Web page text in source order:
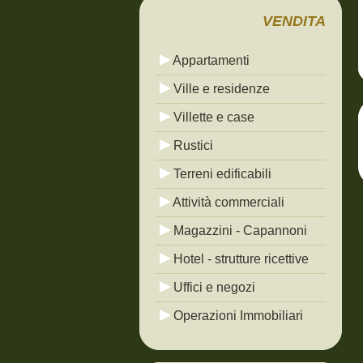
VENDITA
Appartamenti
Ville e residenze
Villette e case
Rustici
Terreni edificabili
Attività commerciali
Magazzini - Capannoni
Hotel - strutture ricettive
Uffici e negozi
Operazioni Immobiliari